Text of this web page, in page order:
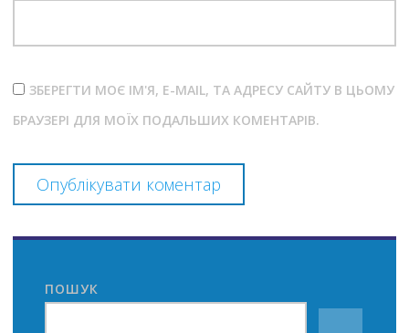
ЗБЕРЕГТИ МОЄ ІМ'Я, E-MAIL, ТА АДРЕСУ САЙТУ В ЦЬОМУ
БРАУЗЕРІ ДЛЯ МОЇХ ПОДАЛЬШИХ КОМЕНТАРІВ.
ПОШУК